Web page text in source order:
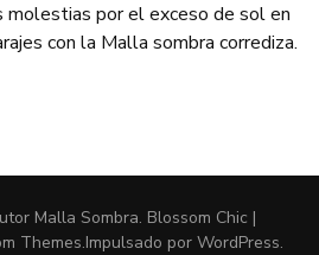
molestias por el exceso de sol en
con la Malla sombra corrediza.
Malla Sombra. Blossom Chic |
Themes.Impulsado por WordPress.